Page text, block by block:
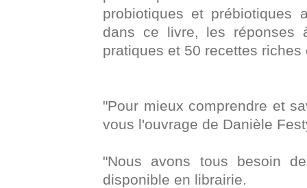
probiotiques et prébiotiques
dans ce livre, les réponses
pratiques et 50 recettes
"Pour mieux comprendre et
vous l'ouvrage de Danièle
"Nous avons tous besoin
disponible en librairie.